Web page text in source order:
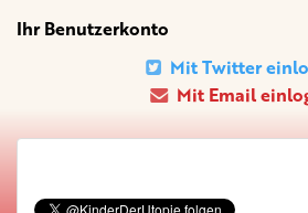
Ihr Benutzerkonto
Mit Twitter
Mit Email